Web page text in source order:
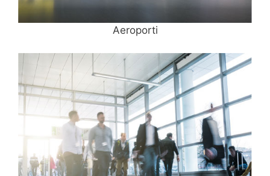
Aeroporti